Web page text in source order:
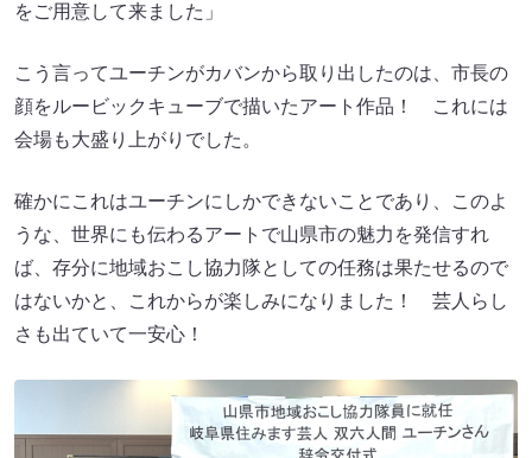
をご用意して来ました」
こう言ってユーチンがカバンから取り出したのは、市長の
顔をルービックキューブで描いたアート作品！ これには
会場も大盛り上がりでした。
確かにこれはユーチンにしかできないことであり、このよ
うな、世界にも伝わるアートで山県市の魅力を発信すれ
ば、存分に地域おこし協力隊としての任務は果たせるので
はないかと、これからが楽しみになりました！ 芸人らし
さも出ていて一安心！